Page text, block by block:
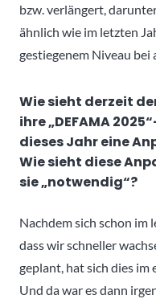
bzw. verlängert,
ähnlich wie im letzten
gestiegenem Niveau bei
Wie sieht derzeit
ihre „DEFAMA
dieses Jahr eine
Wie sieht diese
sie „notwendig“?
Nachdem sich schon im
dass wir schneller
geplant, hat sich dies
Und da war es dann